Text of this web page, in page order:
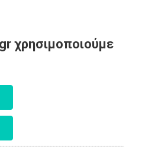
χρησιμοποιούμε